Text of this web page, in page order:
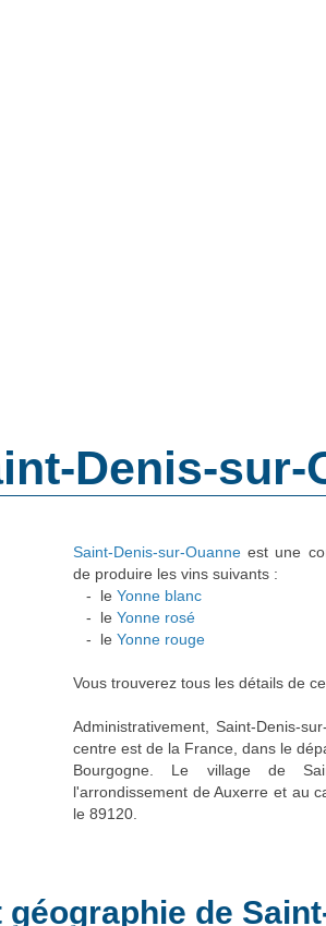
Denis-sur-
Saint-Denis-sur-Ouanne est une
de produire les vins suivants :
- le Yonne blanc
- le Yonne rosé
- le Yonne rouge
Vous trouverez tous les détails de
Administrativement, Saint-Denis-
centre est de la France, dans le
Bourgogne. Le village de
l'arrondissement de Auxerre et au
le 89120.
géographie de